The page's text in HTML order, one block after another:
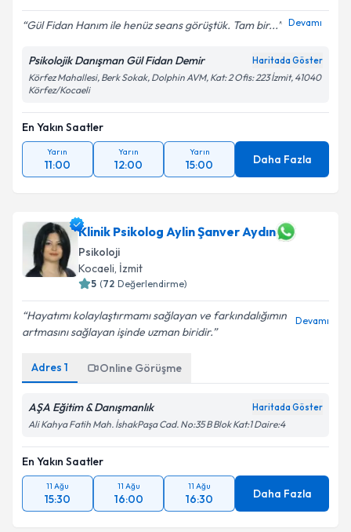
Gül Fidan Hanım ile henüz seans görüştük. Tam bir... Devamı
Psikolojik Danışman Gül Fidan Demir Haritada Göster
Körfez Mahallesi, Berk Sokak, Dolphin AVM, Kat: 2 Ofis: 223 İzmit, 41040
Körfez/Kocaeli
En Yakın Saatler
Yarın
11:00
Yarın
12:00
Yarın
15:00 Daha Fazla
Klinik Psikolog Aylin Şanver Aydın
Psikoloji
Kocaeli, İzmit
5 (72 Değerlendirme)
Hayatımı kolaylaştırmamı sağlayan ve farkındalığımın
artmasını sağlayan işinde uzman biridir.
Devamı
Adres 1 Online Görüşme
AŞA Eğitim & Danışmanlık Haritada Göster
Ali Kahya Fatih Mah. İshakPaşa Cad. No:35 B Blok Kat:1 Daire:4
En Yakın Saatler
11 Ağu
15:30
11 Ağu
16:00
11 Ağu
16:30 Daha Fazla